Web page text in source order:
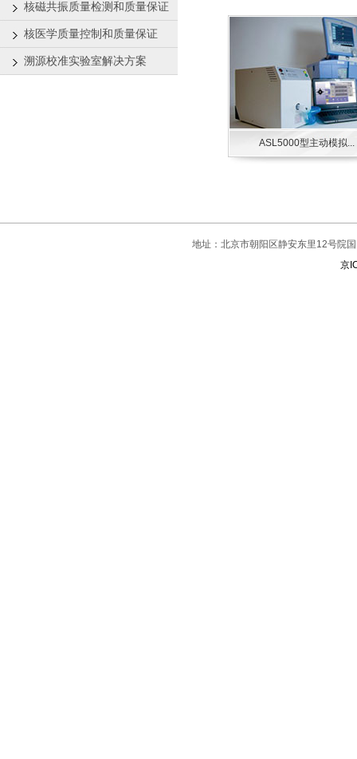
核磁共振质量检测和质量保证
核医学质量控制和质量保证
溯源校准实验室解决方案
ASL5000型主动模拟...
地址：北京市朝阳区静安东里12
京